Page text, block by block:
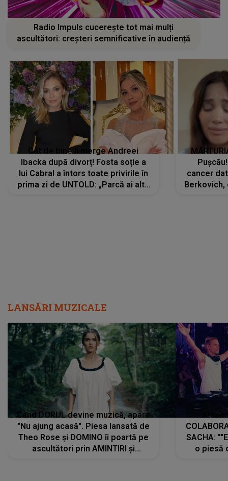
Radio Impuls cucerește tot mai mulți
ascultători: creșteri semnificative în audiență
Cât de bine îi merge Andreei
Ibacka după divorț! Fosta soție a
lui Cabral a întors toate privirile în
prima zi de UNTOLD: „Parcă ai altă
cancer
Berkovich,
LANSĂRI MUZICALE
Când DORUL devine muzică, apare
"Nu ajung acasă". Piesa lansată de
Theo Rose și DOMINO îi poartă pe
ascultători prin AMINTIRI și
SACHA:
o piesă